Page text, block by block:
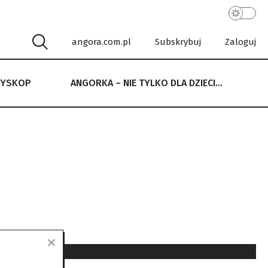
angora.com.pl Subskrybuj Zaloguj
ANGORKA – NIE TYLKO DLA DZIECI…
NIE TYLKO DLA DZIECI…